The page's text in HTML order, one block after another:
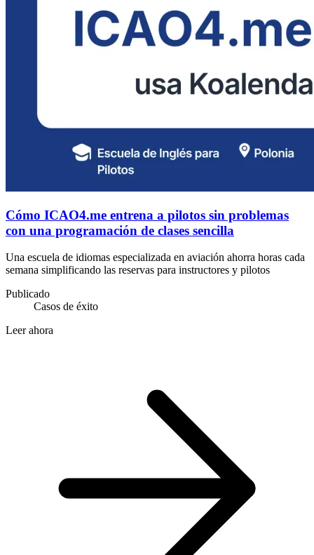
Cómo ICAO4.me entrena a pilotos sin problemas
con una programación de clases sencilla
Una escuela de idiomas especializada en aviación ahorra horas cada
semana simplificando las reservas para instructores y pilotos
Publicado
Casos de éxito
Leer ahora